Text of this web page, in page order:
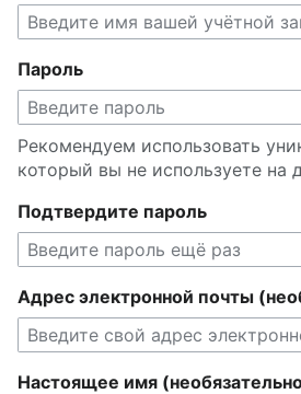
Пароль
Рекомендуем использовать
который вы не используете на
Подтвердите пароль
Адрес электронной почты
Настоящее имя